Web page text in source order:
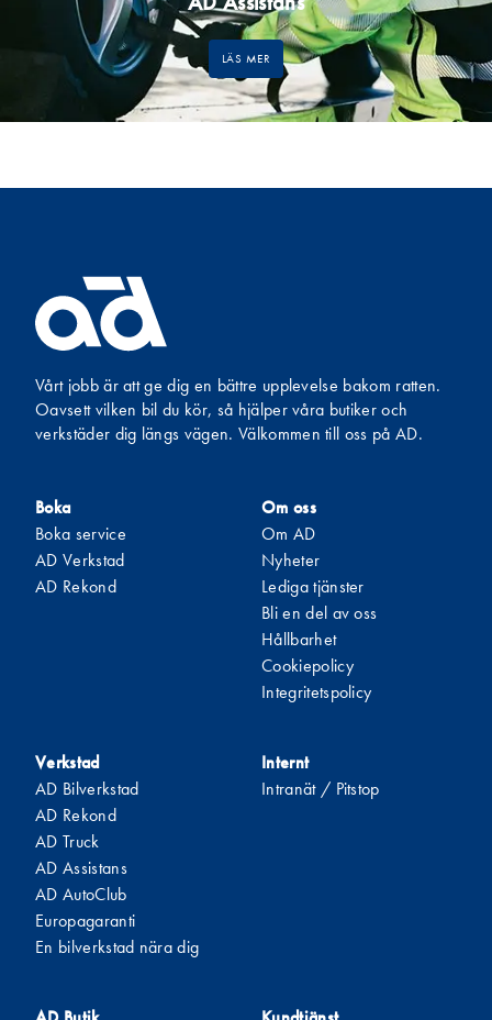
LÄS MER
Vårt jobb är att ge dig en bättre upplevelse bakom ratten.
Oavsett vilken bil du kör, så hjälper våra butiker och
verkstäder dig längs vägen. Välkommen till oss på AD.
Boka
Boka service
AD Verkstad
AD Rekond
Verkstad
AD Bilverkstad
AD Rekond
AD Truck
AD Assistans
AD AutoClub
Europagaranti
En bilverkstad nära dig
Om oss
Om AD
Nyheter
Lediga tjänster
Bli en del av oss
Hållbarhet
Cookiepolicy
Integritetspolicy
Internt
Intranät / Pitstop